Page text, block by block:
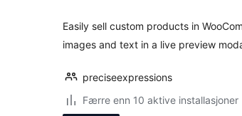
Easily sell custom products in
images and text in a live preview
preciseexpressions
Færre enn 10 aktive installasjoner